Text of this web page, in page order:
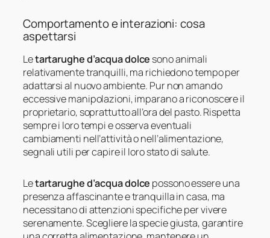
Comportamento e interazioni: cosa
aspettarsi
Letartarughe d’acqua dolce sono animali
relativamente tranquilli, ma richiedono tempo per
adattarsi al nuovo ambiente. Pur non amando
eccessive manipolazioni, imparano a riconoscere il
proprietario, soprattutto all’ora del pasto. Rispetta
sempre i loro tempi e osserva eventuali
cambiamenti nell’attività o nell’alimentazione,
segnali utili per capire il loro stato di salute.
Letartarughe d’acqua dolce possono essere una
presenza affascinante e tranquilla in casa, ma
necessitano di attenzioni specifiche per vivere
serenamente. Scegliere la specie giusta, garantire